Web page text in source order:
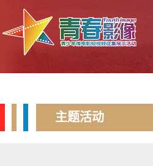
主题活动